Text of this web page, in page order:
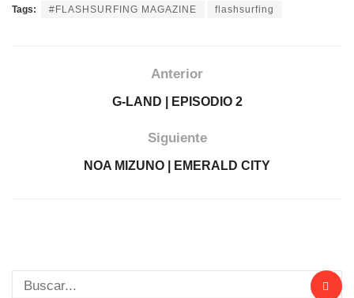
Tags: #FLASHSURFING MAGAZINE flashsurfing
Anterior
G-LAND | EPISODIO 2
Siguiente
NOA MIZUNO | EMERALD CITY